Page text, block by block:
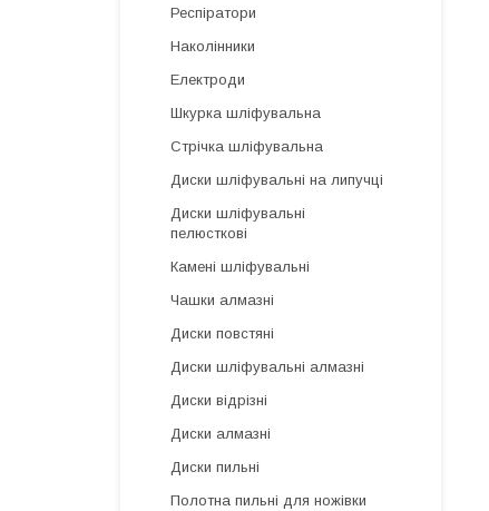
Респіратори
Наколінники
Електроди
Шкурка шліфувальна
Стрічка шліфувальна
Диски шліфувальні на липучці
Диски шліфувальні
пелюсткові
Камені шліфувальні
Чашки алмазні
Диски повстяні
Диски шліфувальні алмазні
Диски відрізні
Диски алмазні
Диски пильні
Полотна пильні для ножівки